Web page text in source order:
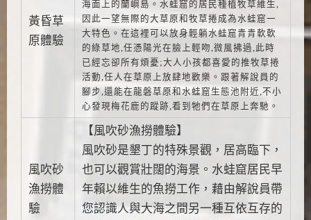
黃昏草
原體驗
海面上的蘭嶼島。水蛙窟的居民種植牧草維生,
因此一望無際的大草原和牧草捲成為水蛙窟一
大特色。在這裡可以放身輕躺水蛙窟青青軟軟
的綠草地 ,任憑陽光在臉上輕吻 ,微風拂過,此時
已經忘卻所有煩憂 ;大人小孩都喜愛的推牧草捲
活動 ,任人在草原上放肆地歡樂。跟著解說員的
腳步,還能在龍磐草原和水蛙窟生態池附近,不小
心發現梅花鹿的蹤跡,看到牠們在草原上奔馳。
風吹砂
漁撈體
驗
【風吹砂漁撈體驗】
風吹砂是墾丁的特殊景觀，居高臨下，
也可以觀賞壯闊的海景。水蛙窟居民早
年賴以維生的魚撈工作，藉由解說員帶
您認識人與大海之間另一種互依互存的